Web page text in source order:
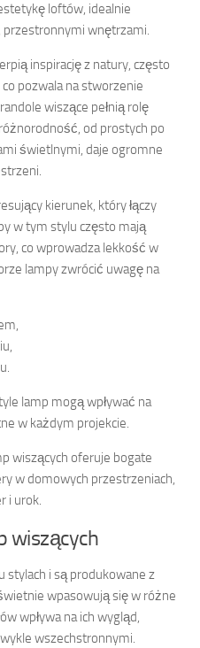
loftów, idealnie
przestronnymi wnętrzami.
inspirację z natury, często
pozwala na stworzenie
wiszące pełnią rolę
od prostych po
świetlnymi, daje ogromne
kierunek, który łączy
w tym stylu często mają
co wprowadza lekkość w
lampy zwrócić uwagę na
lamp mogą wpływać na
w każdym projekcie.
wiszących oferuje bogate
w domowych przestrzeniach,
i urok.
wiszących
stylach i są produkowane z
wpasowują się w różne
wpływa na ich wygląd,
wszechstronnymi.